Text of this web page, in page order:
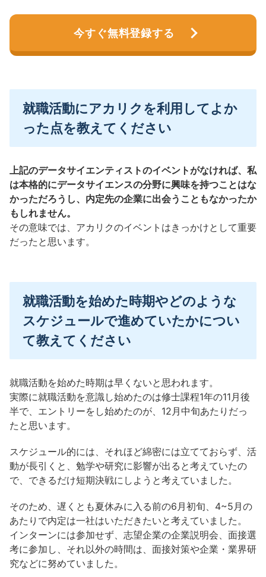
今すぐ無料登録する
就職活動にアカリクを利用してよか
った点を教えてください
上記のデータサイエンティストのイベントがなければ、私
は本格的にデータサイエンスの分野に興味を持つことはな
かっただろうし、内定先の企業に出会うこともなかったか
もしれません。
その意味では、アカリクのイベントはきっかけとして重要
だったと思います。
就職活動を始めた時期やどのような
スケジュールで進めていたかについ
て教えてください
就職活動を始めた時期は早くないと思われます。
実際に就職活動を意識し始めたのは修士課程1年の11月後
半で、エントリーをし始めたのが、12月中旬あたりだっ
たと思います。
スケジュール的には、それほど綿密には立てておらず、活
動が長引くと、勉学や研究に影響が出ると考えていたの
で、できるだけ短期決戦にしようと考えていました。
そのため、遅くとも夏休みに入る前の6月初旬、4~5月の
あたりで内定は一社はいただきたいと考えていました。
インターンには参加せず、志望企業の企業説明会、面接選
考に参加し、それ以外の時間は、面接対策や企業・業界研
究などに努めていました。